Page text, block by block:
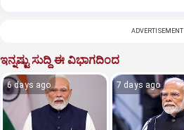
ADVERTISEMENT
ಇನ್ನಷ್ಟು ಸುದ್ದಿ ಈ ವಿಭಾಗದಿಂದ
6 days ago 7 days ago